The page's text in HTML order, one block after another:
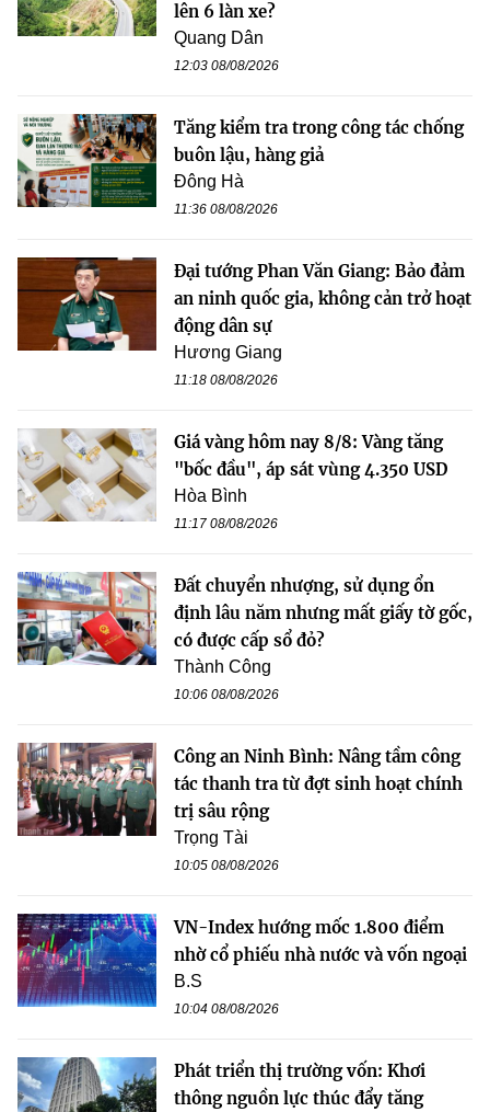
lên 6 làn xe?
Quang Dân
12:03 08/08/2026
Tăng kiểm tra trong công tác chống
buôn lậu, hàng giả
Đông Hà
11:36 08/08/2026
Đại tướng Phan Văn Giang: Bảo đảm
an ninh quốc gia, không cản trở hoạt
động dân sự
Hương Giang
11:18 08/08/2026
Giá vàng hôm nay 8/8: Vàng tăng
"bốc đầu", áp sát vùng 4.350 USD
Hòa Bình
11:17 08/08/2026
Đất chuyển nhượng, sử dụng ổn
định lâu năm nhưng mất giấy tờ gốc,
có được cấp sổ đỏ?
Thành Công
10:06 08/08/2026
Công an Ninh Bình: Nâng tầm công
tác thanh tra từ đợt sinh hoạt chính
trị sâu rộng
Trọng Tài
10:05 08/08/2026
VN-Index hướng mốc 1.800 điểm
nhờ cổ phiếu nhà nước và vốn ngoại
B.S
10:04 08/08/2026
Phát triển thị trường vốn: Khơi
thông nguồn lực thúc đẩy tăng